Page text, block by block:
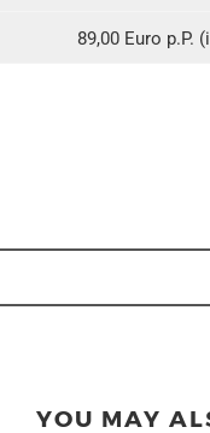
89,00 Euro p.P.
YOU MAY